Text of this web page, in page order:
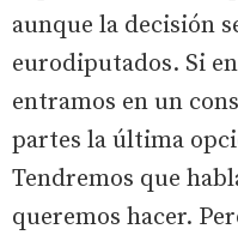
aunque la decisión
eurodiputados. Si
entramos en un
partes la última
Tendremos que
queremos hacer.